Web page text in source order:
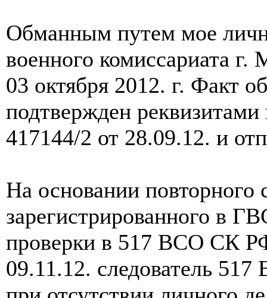
Обманным путем мое
военного комиссариата
03 октября 2012. г. Факт
подтвержден
417144/2 от 28.09.12. и
На основании
зарегистрированного в
проверки в 517 ВСО СК
09.11.12. следователь